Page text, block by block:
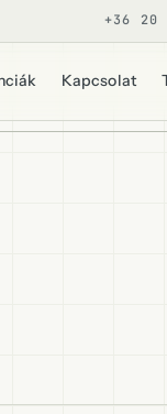
+36 20
Kapcsolat